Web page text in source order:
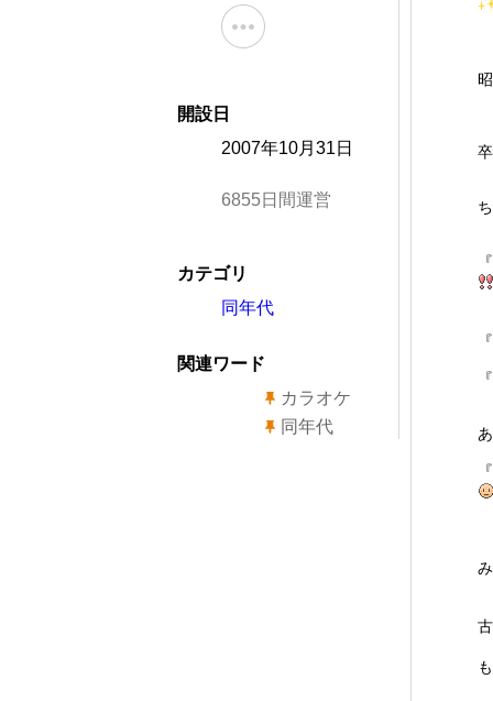
開設日
2007年10月31日
6855日間運営
カテゴリ
同年代
関連ワード
カラオケ
同年代